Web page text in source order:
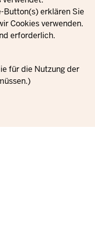
erklären Sie
Cookies verwenden.
erforderlich.
für die Nutzung der